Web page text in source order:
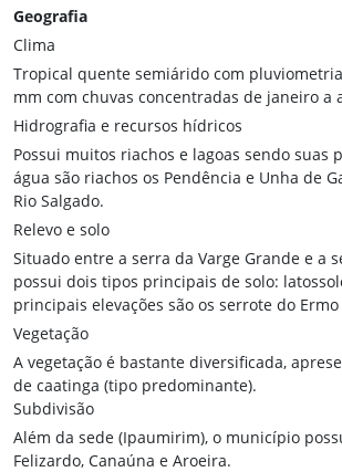
Geografia
Clima
Tropical quente semiárido com
mm com chuvas concentradas de janeiro a
Hidrografia e recursos hídricos
Possui muitos riachos e lagoas sendo suas
água são riachos os Pendência e Unha de
Rio Salgado.
Relevo e solo
Situado entre a serra da Varge Grande e a
possui dois tipos principais de solo:
principais elevações são os serrote do Ermo
Vegetação
A vegetação é bastante diversificada,
de caatinga (tipo predominante).
Subdivisão
Além da sede (Ipaumirim), o município
Felizardo, Canaúna e Aroeira.